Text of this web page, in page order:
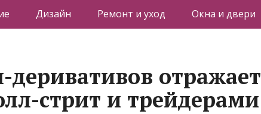
Дизайн Ремонт и уход Окна и двери
отражает
стрит и трейдерами